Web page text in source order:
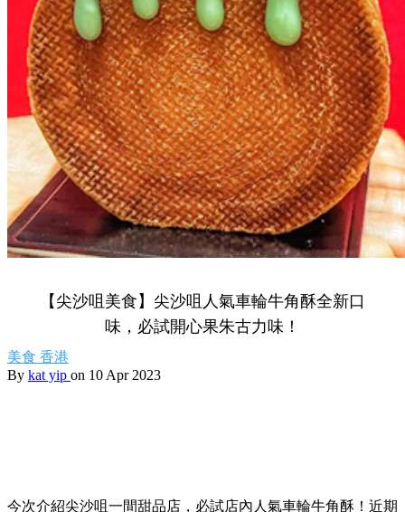
【尖沙咀美食】尖沙咀人氣車輪牛角酥全新口
味，必試開心果朱古力味！
美食 香港
By kat yip on 10 Apr 2023
今次介紹尖沙咀一間甜品店，必試店內人氣車輪牛角酥！近期